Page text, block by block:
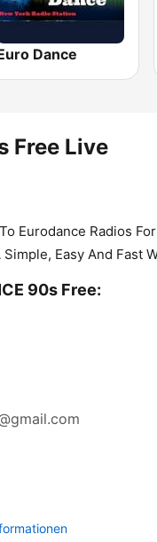
Dance
Free Live
Eurodance Radios
Easy And Fast
90s Free: